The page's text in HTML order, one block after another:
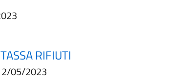
RIFIUTI
05/2023